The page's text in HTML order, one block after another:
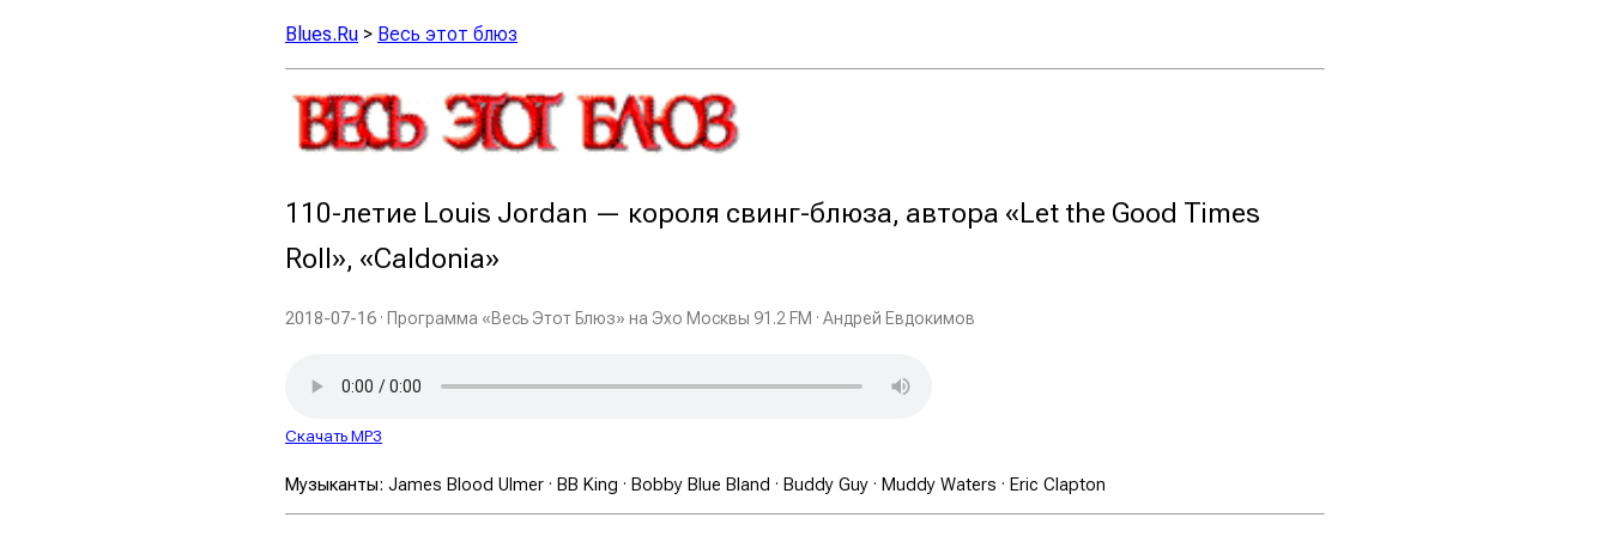
Blues.Ru > Весь этот блюз
110-летие Louis Jordan — короля свинг-блюза, автора «Let the Good Times
Roll», «Caldonia»
2018-07-16 · Программа «Весь Этот Блюз» на Эхо Москвы 91.2 FM · Андрей Евдокимов
Скачать MP3
Музыканты: James Blood Ulmer · BB King · Bobby Blue Bland · Buddy Guy · Muddy Waters · Eric Clapton